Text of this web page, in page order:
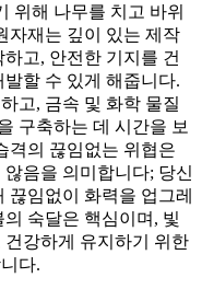
위해 나무를 치고 바위
자재는 깊이 있는 제작
고, 안전한 기지를 건
할 수 있게 해줍니다.
고, 금속 및 화학 물질
구축하는 데 시간을 보
격의 끊임없는 위협은
음을 의미합니다; 당신
끊임없이 화력을 업그레
숙달은 핵심이며, 빛
강하게 유지하기 위한
다.